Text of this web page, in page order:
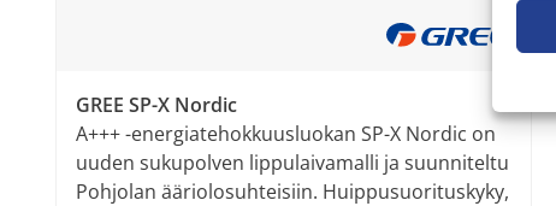
GREE SP-X Nordic
A+++ -energiatehokkuusluokan SP-X Nordic on
uuden sukupolven lippulaivamalli ja suunniteltu
Pohjolan ääriolosuhteisiin. Huippusuorituskyky,